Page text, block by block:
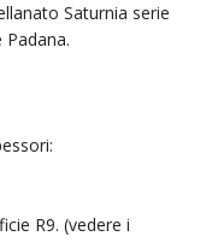
Saturnia serie
R9. (vedere i